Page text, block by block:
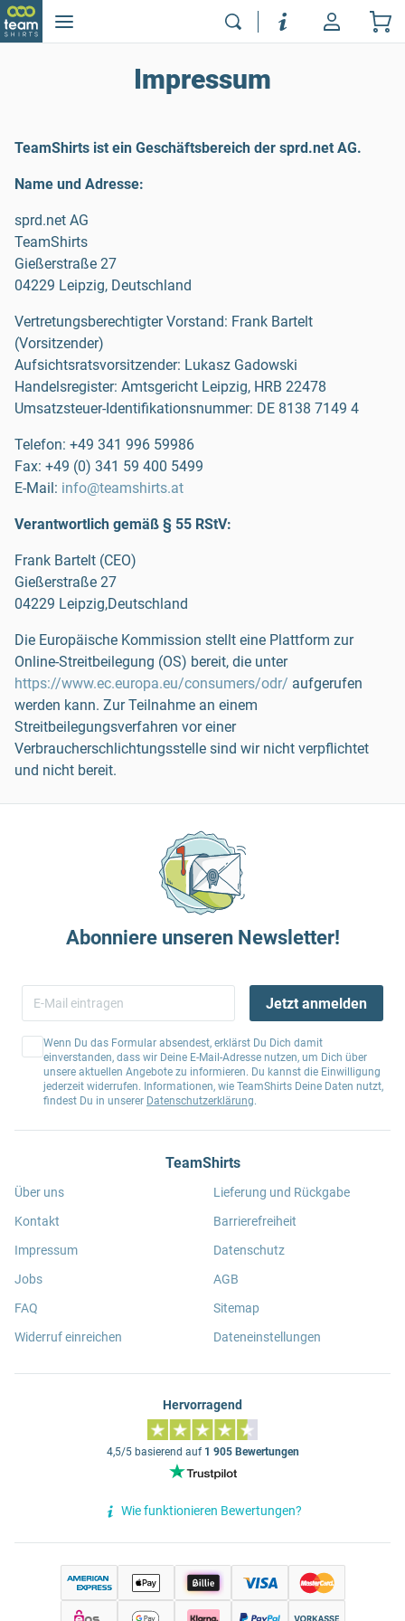
Impressum
TeamShirts ist ein Geschäftsbereich der sprd.net AG.
Name und Adresse:
sprd.net AG
TeamShirts
Gießerstraße 27
04229 Leipzig, Deutschland
Vertretungsberechtigter Vorstand: Frank Bartelt
(Vorsitzender)
Aufsichtsratsvorsitzender: Lukasz Gadowski
Handelsregister: Amtsgericht Leipzig, HRB 22478
Umsatzsteuer-Identifikationsnummer: DE 8138 7149 4
Telefon: +49 341 996 59986
Fax: +49 (0) 341 59 400 5499
E-Mail: info@teamshirts.at
Verantwortlich gemäß § 55 RStV:
Frank Bartelt (CEO)
Gießerstraße 27
04229 Leipzig,Deutschland
Die Europäische Kommission stellt eine Plattform zur
Online-Streitbeilegung (OS) bereit, die unter
https://www.ec.europa.eu/consumers/odr/ aufgerufen
werden kann. Zur Teilnahme an einem
Streitbeilegungsverfahren vor einer
Verbraucherschlichtungsstelle sind wir nicht verpflichtet
und nicht bereit.
Abonniere unseren Newsletter!
Jetzt anmelden
Wenn Du das Formular absendest, erklärst Du Dich damit
einverstanden, dass wir Deine E-Mail-Adresse nutzen, um Dich über
unsere aktuellen Angebote zu informieren. Du kannst die Einwilligung
jederzeit widerrufen. Informationen, wie TeamShirts Deine Daten nutzt,
findest Du in unserer Datenschutzerklärung.
TeamShirts
Über uns
Kontakt
Impressum
Jobs
FAQ
Widerruf einreichen
Lieferung und Rückgabe
Barrierefreiheit
Datenschutz
AGB
Sitemap
Dateneinstellungen
Hervorragend
4,5/5 basierend auf 1 905 Bewertungen
Wie funktionieren Bewertungen?